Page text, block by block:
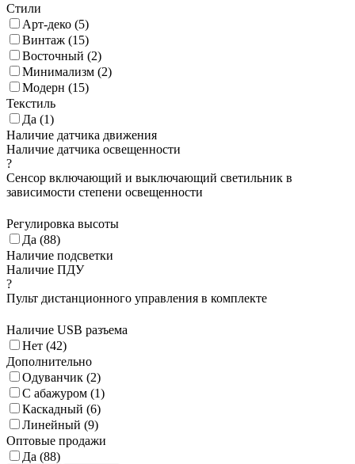
Стили
Арт-деко (5)
Винтаж (15)
Восточный (2)
Минимализм (2)
Модерн (15)
Текстиль
Да (1)
Наличие датчика движения
Наличие датчика освещенности
?
Сенсор включающий и выключающий светильник в
зависимости степени освещенности
Регулировка высоты
Да (88)
Наличие подсветки
Наличие ПДУ
?
Пульт дистанционного управления в комплекте
Наличие USB разъема
Нет (42)
Дополнительно
Одуванчик (2)
С абажуром (1)
Каскадный (6)
Линейный (9)
Оптовые продажи
Да (88)